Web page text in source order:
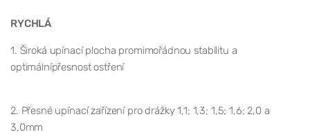
RYCHLÁ
1. Široká upínací plocha promimořádnou stabilitu a
optimálnípřesnost ostření
2. Přesné upínací zařízení pro drážky 1,1; 1,3; 1,5; 1,6; 2,0 a
3,0mm